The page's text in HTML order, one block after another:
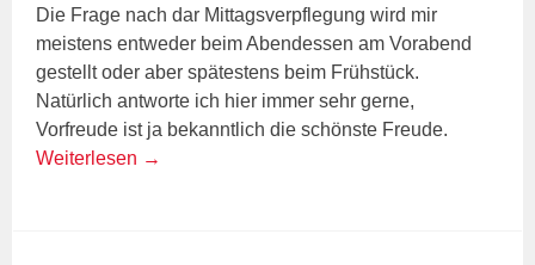
Die Frage nach dar Mittagsverpflegung wird mir
meistens entweder beim Abendessen am Vorabend
gestellt oder aber spätestens beim Frühstück.
Natürlich antworte ich hier immer sehr gerne,
Vorfreude ist ja bekanntlich die schönste Freude.
Weiterlesen →